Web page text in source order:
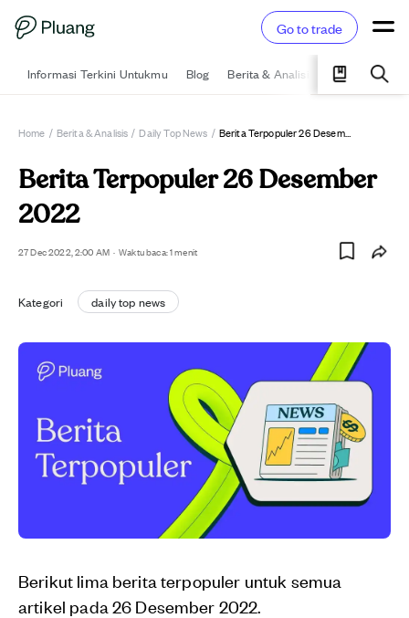
Go to trade
Informasi Terkini Untukmu Blog Berita & Analisis Pelajari
Home / Berita & Analisis / Daily Top News / Berita Terpopuler 26 Desember 2022
Berita Terpopuler 26 Desember
2022
27 Dec 2022, 2:00 AM · Waktu baca: 1 menit
Kategori daily top news
Berikut lima berita terpopuler untuk semua
artikel pada 26 Desember 2022.